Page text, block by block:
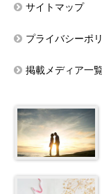
サイトマップ
プライバシーポ
掲載メディア一